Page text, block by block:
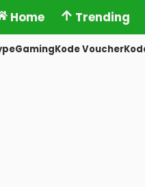
Home Trending
GamingKode Voucher